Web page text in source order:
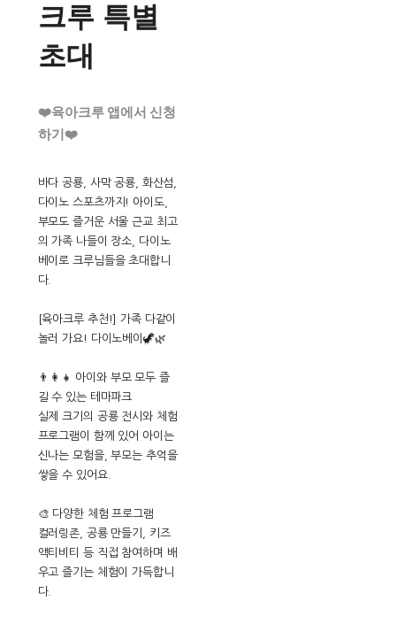
크루 특별
초대
❤️육아크루 앱에서 신청
하기❤️
바다 공룡, 사막 공룡, 화산섬,
다이노 스포츠까지! 아이도,
부모도 즐거운 서울 근교 최고
의 가족 나들이 장소, 다이노
베이로 크루님들을 초대합니
다.
[육아크루 추천!] 가족 다같이
놀러 가요! 다이노베이🦖🌿
👨‍👩‍👧 아이와 부모 모두 즐
길 수 있는 테마파크
실제 크기의 공룡 전시와 체험
프로그램이 함께 있어 아이는
신나는 모험을, 부모는 추억을
쌓을 수 있어요.
🎨 다양한 체험 프로그램
컬러링존, 공룡 만들기, 키즈
액티비티 등 직접 참여하며 배
우고 즐기는 체험이 가득합니
다.